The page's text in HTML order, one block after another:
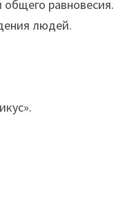
равновесия.
людей.